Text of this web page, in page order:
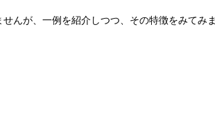
んが、一例を紹介しつつ、その特徴をみてみま